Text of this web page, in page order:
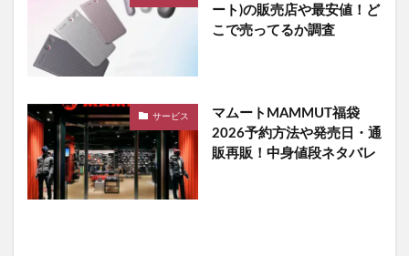
ート)の販売店や最安値！ど
こで売ってるか調査
サービス
マムートMAMMUT福袋
2026予約方法や発売日・通
販再販！中身値段ネタバレ